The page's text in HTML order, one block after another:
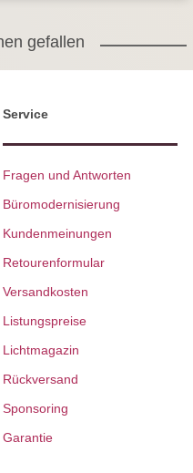
gefallen
Service
Fragen und Antworten
Büromodernisierung
Kundenmeinungen
Retourenformular
Versandkosten
Listungspreise
Lichtmagazin
Rückversand
Sponsoring
Garantie